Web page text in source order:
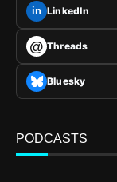
in LinkedIn
@ Threads
Bluesky
PODCASTS